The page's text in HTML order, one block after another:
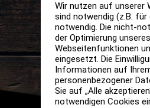
Wir nutzen auf unserer
sind notwendig (z.B. für
notwendig. Die nicht-
der Optimierung
Webseitenfunktionen
eingesetzt. Die
Informationen auf
personenbezogener
Sie auf „Alle
notwendigen Cookies